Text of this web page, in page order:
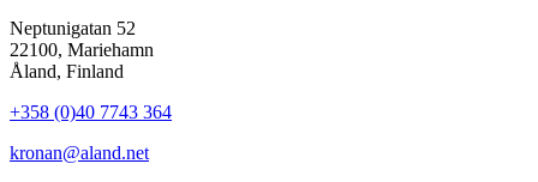
Neptunigatan 52
22100, Mariehamn
Åland, Finland
+358 (0)40 7743 364
kronan@aland.net